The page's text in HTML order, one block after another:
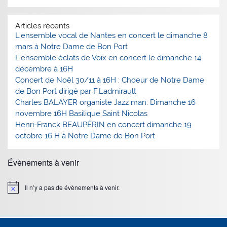
Articles récents
L’ensemble vocal de Nantes en concert le dimanche 8
mars à Notre Dame de Bon Port
L’ensemble éclats de Voix en concert le dimanche 14
décembre à 16H
Concert de Noël 30/11 à 16H : Choeur de Notre Dame
de Bon Port dirigé par F.Ladmirault
Charles BALAYER organiste Jazz man: Dimanche 16
novembre 16H Basilique Saint Nicolas
Henri-Franck BEAUPÉRIN en concert dimanche 19
octobre 16 H à Notre Dame de Bon Port
Évènements à venir
Il n’y a pas de évènements à venir.